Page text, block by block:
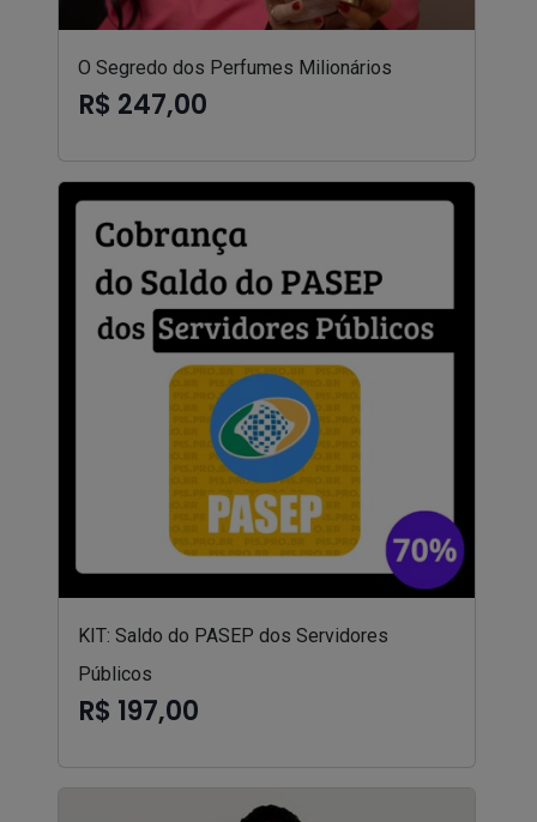
O Segredo dos Perfumes Milionários
R$ 247,00
KIT: Saldo do PASEP dos Servidores
Públicos
R$ 197,00